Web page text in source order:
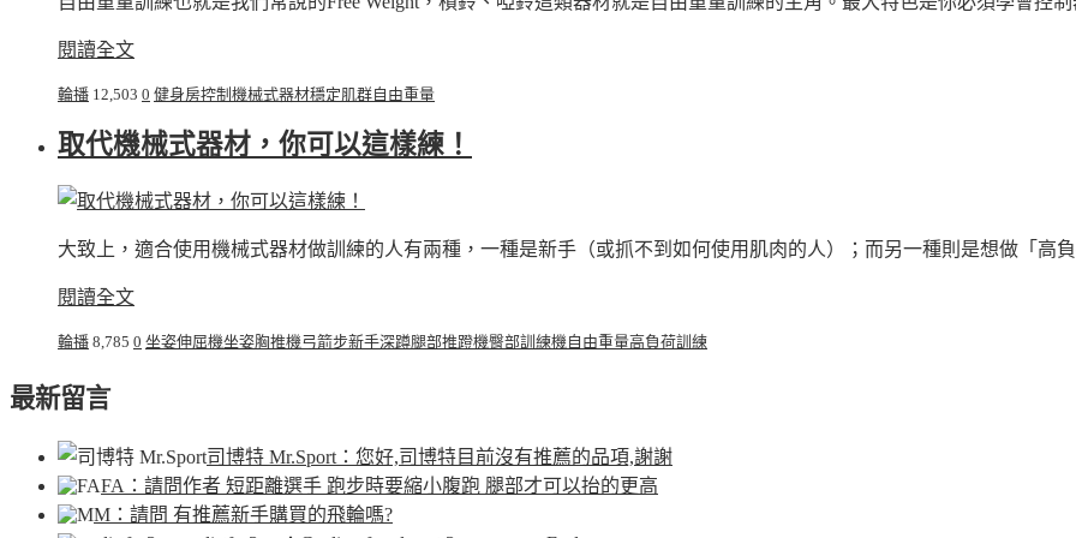
閱讀全文
輪播 12,503 0 健身房控制 機械式器材穩定肌群自由重量
取代機械式器材，你可以這樣練！
大致上，適合使用機械式器材做訓練的人有兩種，一種是新手（或抓不到如何使用肌肉的人）；而另一種則是想做「高
閱讀全文
輪播 8,785 0 坐姿伸屈機坐姿胸推機弓箭步新手深蹲腿部推蹬機臀部訓練機自由重量高負荷訓練
最新留言
司博特 Mr.Sport ：您好,司博特目前沒有推薦的品項,謝謝
FA ：請問作者 短距離選手 跑步時要縮小腹跑 腿部才可以抬的更高
M ：請問 有推薦新手購買的飛輪嗎?